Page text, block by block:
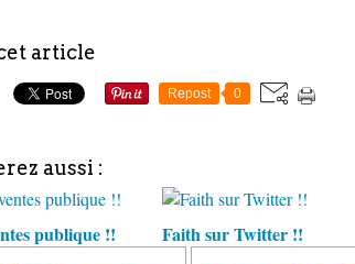
article
Repost 0
aussi :
publique !! Faith sur Twitter !!